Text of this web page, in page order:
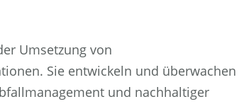
Umsetzung von
Sie entwickeln und überwachen
und nachhaltiger